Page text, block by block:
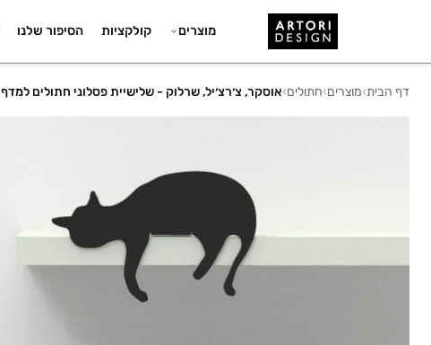
מוצרים קולקציות הסיפור שלנו
דף הבית›מוצרים›חתולים›אוסקר, צ׳רצ׳יל, שרלוק - שלישיית פסלוני חתולים למדף